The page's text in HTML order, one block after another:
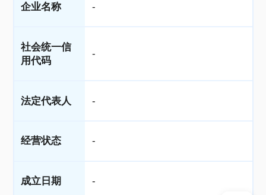
企业名称 -
社会统一信
用代码
-
法定代表人 -
经营状态 -
成立日期 -